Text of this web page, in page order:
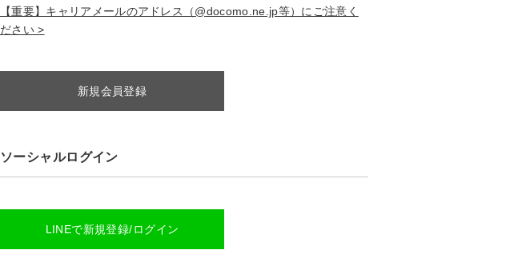
【重要】キャリアメールのアドレス（@docomo.ne.jp等）にご注意く
ださい >
新規会員登録
ソーシャルログイン
LINEで新規登録/ログイン